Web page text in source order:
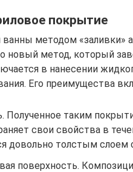
покрытие
ванны методом «заливки»
новый метод, который
в нанесении
Его преимущества
Полученное таким
свои свойства в
довольно толстым слоем
поверхность.